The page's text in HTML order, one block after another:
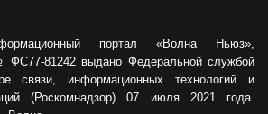
портал «Волна Ньюз»,
ФС77-81242 выдано Федеральной службой
связи, информационных технологий и
(Роскомнадзор) 07 июля 2021 года.